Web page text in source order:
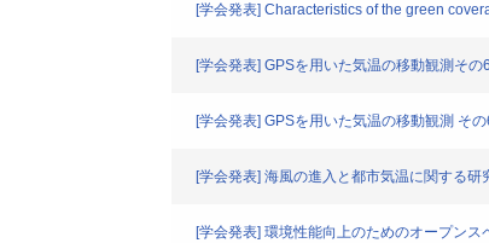
[学会発表] Characteristics of the green
[学会発表] GPSを用いた気温の移動観測そ
[学会発表] GPSを用いた気温の移動観測 そ
[学会発表] 海風の進入と都市気温に関する
[学会発表] 環境性能向上のためのオープンス